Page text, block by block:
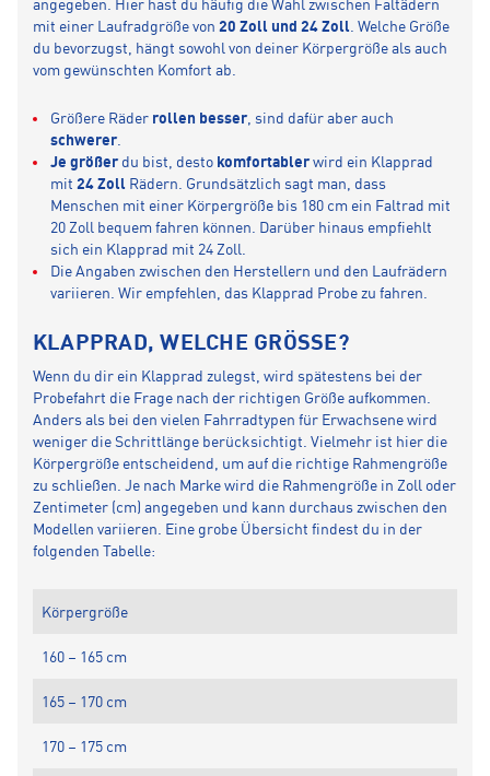
angegeben. Hier hast du häufig die Wahl zwischen Faltädern
mit einer Laufradgröße von 20 Zoll und 24 Zoll. Welche Größe
du bevorzugst, hängt sowohl von deiner Körpergröße als auch
vom gewünschten Komfort ab.
Größere Räder rollen besser, sind dafür aber auch
schwerer.
Je größer du bist, desto komfortablerwird ein Klapprad
mit 24 Zoll Rädern. Grundsätzlich sagt man, dass
Menschen mit einer Körpergröße bis 180 cm ein Faltrad mit
20 Zoll bequem fahren können. Darüber hinaus empfiehlt
sich ein Klapprad mit 24 Zoll.
Die Angaben zwischen den Herstellern und den Laufrädern
variieren. Wir empfehlen, das Klapprad Probe zu fahren.
KLAPPRAD, WELCHE GRÖSSE?
Wenn du dir ein Klapprad zulegst, wird spätestens bei der
Probefahrt die Frage nach der richtigen Größe aufkommen.
Anders als bei den vielen Fahrradtypen für Erwachsene wird
weniger die Schrittlänge berücksichtigt. Vielmehr ist hier die
Körpergröße entscheidend, um auf die richtige Rahmengröße
zu schließen. Je nach Marke wird die Rahmengröße in Zoll oder
Zentimeter (cm) angegeben und kann durchaus zwischen den
Modellen variieren. Eine grobe Übersicht findest du in der
folgenden Tabelle:
Körpergröße
160 – 165 cm
165 – 170 cm
170 – 175 cm